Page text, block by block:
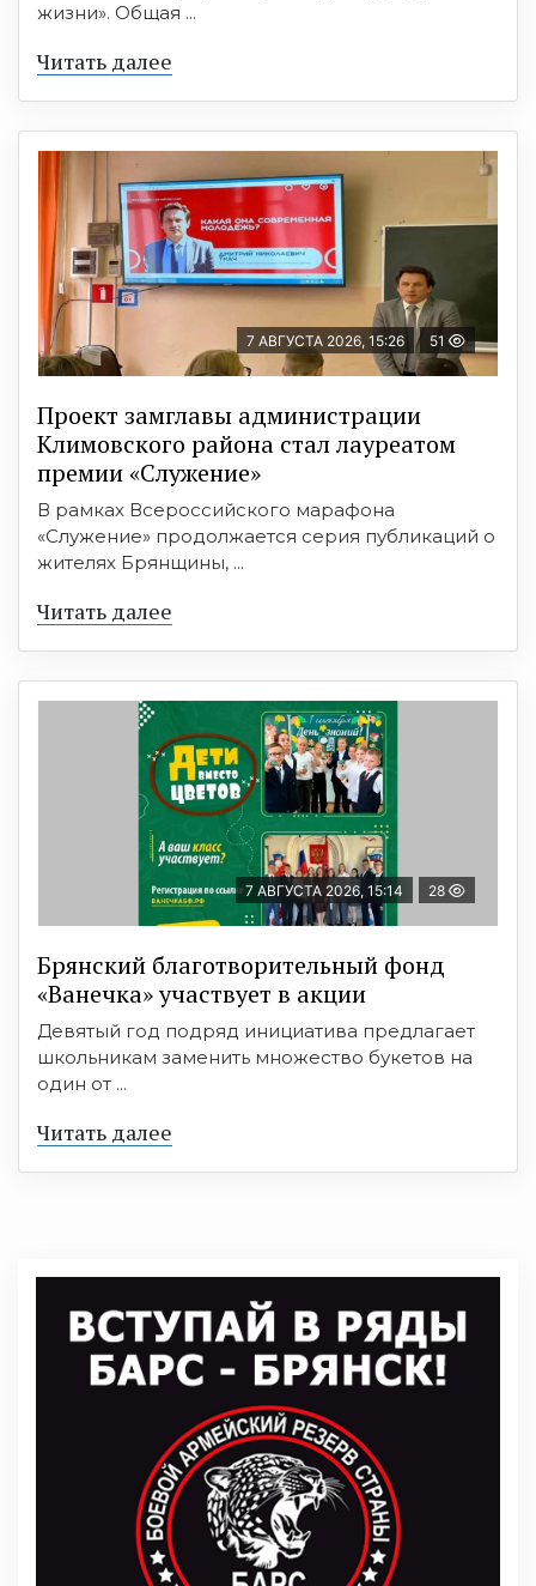
жизни». Общая ...
Читать далее
7 АВГУСТА 2026, 15:26 51
Проект замглавы администрации
Климовского района стал лауреатом
премии «Служение»
В рамках Всероссийского марафона
«Служение» продолжается серия публикаций о
жителях Брянщины, ...
Читать далее
7 АВГУСТА 2026, 15:14 28
Брянский благотворительный фонд
«Ванечка» участвует в акции
Девятый год подряд инициатива предлагает
школьникам заменить множество букетов на
один от ...
Читать далее